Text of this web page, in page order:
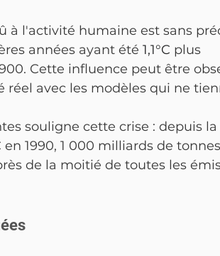
à l'activité humaine est sans
années ayant été 1,1°C plus
Cette influence peut être
avec les modèles qui ne
souligne cette crise : depuis la
1990, 1 000 milliards de
de la moitié de toutes les